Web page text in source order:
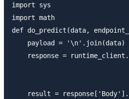
import sys
import math
def do_predict(data,
    payload = '\n'.join(data)
response =
result =